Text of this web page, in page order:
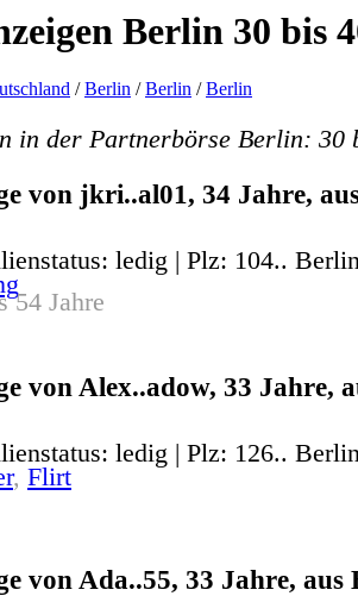
Berlin 30 bis
/Berlin /Berlin /Berlin
in der Partnerbörse Berlin: 30
von jkri..al01, 34 Jahre,
ledig | Plz: 104..
54 Jahre
von Alex..adow, 33 Jahre,
ledig | Plz: 126..
, Flirt
von Ada..55, 33 Jahre, aus